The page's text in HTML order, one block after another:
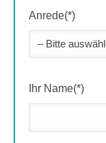
Anrede(*)
Ihr Name(*)